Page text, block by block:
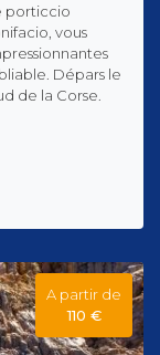
porticcio
vous
Dépars le
de la Corse.
A partir de
110 €